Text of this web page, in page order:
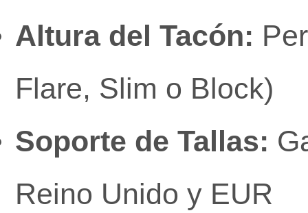
Altura del Tacón:
Flare, Slim o Block)
Soporte de Tallas:
Reino Unido y EUR